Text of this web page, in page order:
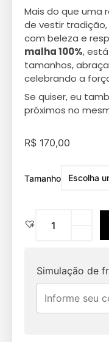
Mais do que uma
de vestir
com beleza e
malha 100%,
tamanhos,
celebrando a
Se quiser, eu
próximos no
R$ 170,00
Tamanho
Simulação de